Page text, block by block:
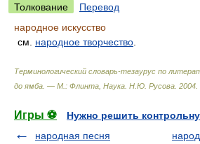
Толкование
Перевод
народное искусство
см. народное творчество
Терминологический словарь-тезаурус по
до ямба. — М.: Флинта, Наука Н.Ю. Русова 2004
Игры ⚽
Нужно решить
народная песня